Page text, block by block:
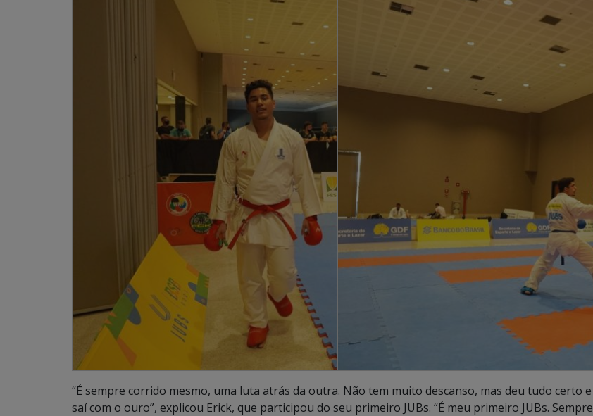
“É sempre corrido mesmo, uma luta atrás da outra. Não tem muito descanso, mas deu tudo certo e
saí com o ouro”, explicou Erick, que participou do seu primeiro JUBs. “É meu primeiro JUBs. Sempre